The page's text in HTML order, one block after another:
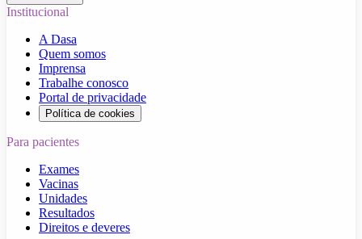
Institucional
A Dasa
Quem somos
Imprensa
Trabalhe conosco
Portal de privacidade
Política de cookies
Para pacientes
Exames
Vacinas
Unidades
Resultados
Direitos e deveres